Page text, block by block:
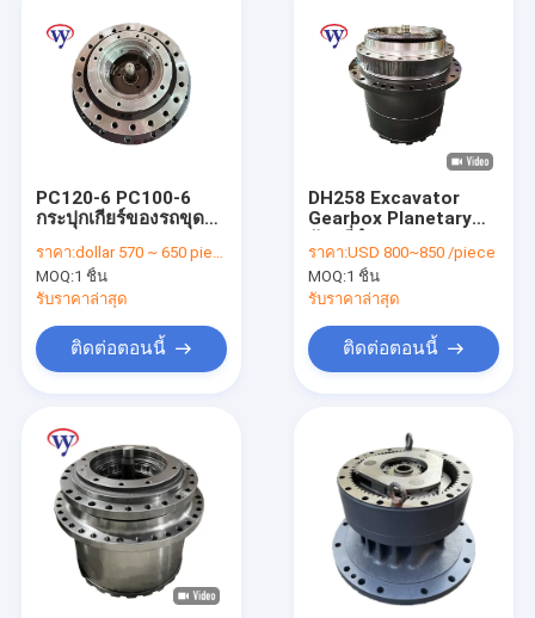
หน้าแรก
สินค้า
เกี่ยวกับเรา
ทัวร์โรงงาน
การควบคุมคุณภาพ
ข่าว
กรณี
ขอทุน
PC120-6 PC100-6
กระปุกเกียร์ของรถขุด
Final Drive Excavator
203-60-6310
ราคา:dollar 570 ~ 650 piece
MOQ:1 ชิ้น
รับราคาล่าสุด
ติดต่อตอนนี้
DH258 Excavator
Gearbox Planetary
ราคา:USD 800~850 /piece
MOQ:1 ชิ้น
รับราคาล่าสุด
ติดต่อตอนนี้